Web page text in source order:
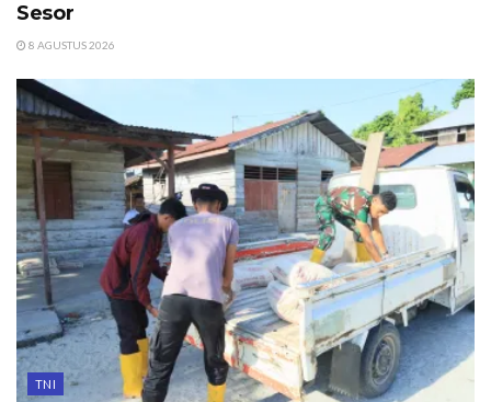
Sesor
8 AGUSTUS 2026
TNI